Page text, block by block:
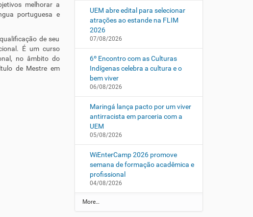
melhorar a
portuguesa e
de seu
É um curso
no âmbito do
de Mestre em
UEM abre edital para selecionar
atrações ao estande na FLIM
2026
07/08/2026
6º Encontro com as Culturas
Indígenas celebra a cultura e o
bem viver
06/08/2026
Maringá lança pacto por um viver
antirracista em parceria com a
UEM
05/08/2026
WiEnterCamp 2026 promove
semana de formação acadêmica e
profissional
04/08/2026
N
o
More…